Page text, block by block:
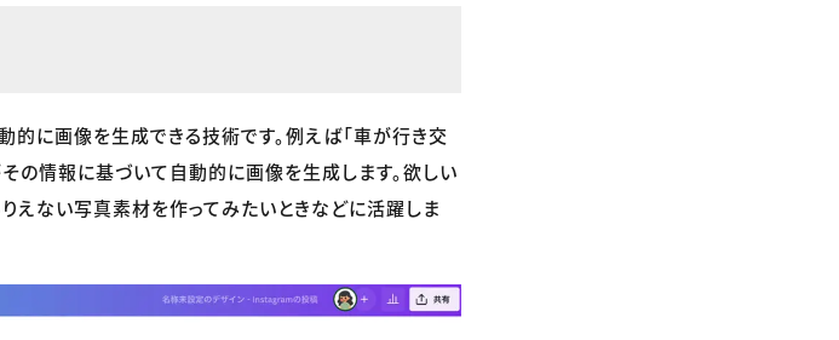
的に画像を生成できる技術です。例えば「車が行き交
の情報に基づいて自動的に画像を生成します。欲しい
えない写真素材を作ってみたいときなどに活躍しま